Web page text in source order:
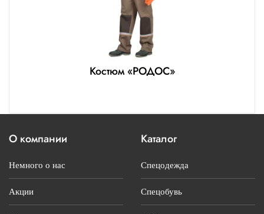
Костюм «РОДОС»
О компании
Немного о нас
Акции
Каталог
Спецодежда
Спецобувь